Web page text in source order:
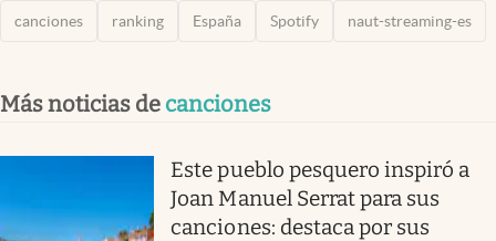
canciones ranking España Spotify naut-streaming-es
Más noticias de canciones
Este pueblo pesquero inspiró a
Joan Manuel Serrat para sus
canciones: destaca por sus